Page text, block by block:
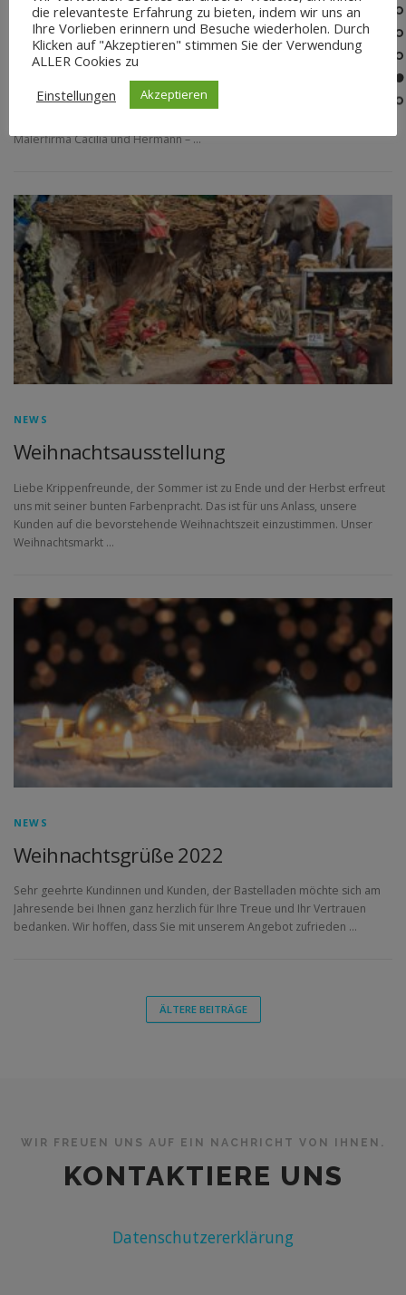
NEWS
Weihnachtsgruß
Wir wünschen ein wunderschönes Weihnachtsfest zum Innehalten,
Nachdenken und Entspannen und ein erfolgreiches Jahr 2024, begleitet
Malerfirma Cäcilia und Hermann – …
NEWS
Weihnachtsausstellung
Liebe Krippenfreunde, der Sommer ist zu Ende und der Herbst erfreut
uns mit seiner bunten Farbenpracht. Das ist für uns Anlass, unsere
Kunden auf die bevorstehende Weihnachtszeit einzustimmen. Unser
Weihnachtsmarkt …
NEWS
Weihnachtsgrüße 2022
Sehr geehrte Kundinnen und Kunden, der Bastelladen möchte sich am
Jahresende bei Ihnen ganz herzlich für Ihre Treue und Ihr Vertrauen
bedanken. Wir hoffen, dass Sie mit unserem Angebot zufrieden …
ÄLTERE BEITRÄGE
WIR FREUEN UNS AUF EIN NACHRICHT VON IHNEN.
KONTAKTIERE UNS
Datenschutzererklärung
die relevanteste Erfahrung zu bieten, indem wir uns an
Ihre Vorlieben erinnern und Besuche wiederholen. Durch
Klicken auf "Akzeptieren" stimmen Sie der Verwendung
ALLER Cookies zu
Einstellungen
Akzeptieren